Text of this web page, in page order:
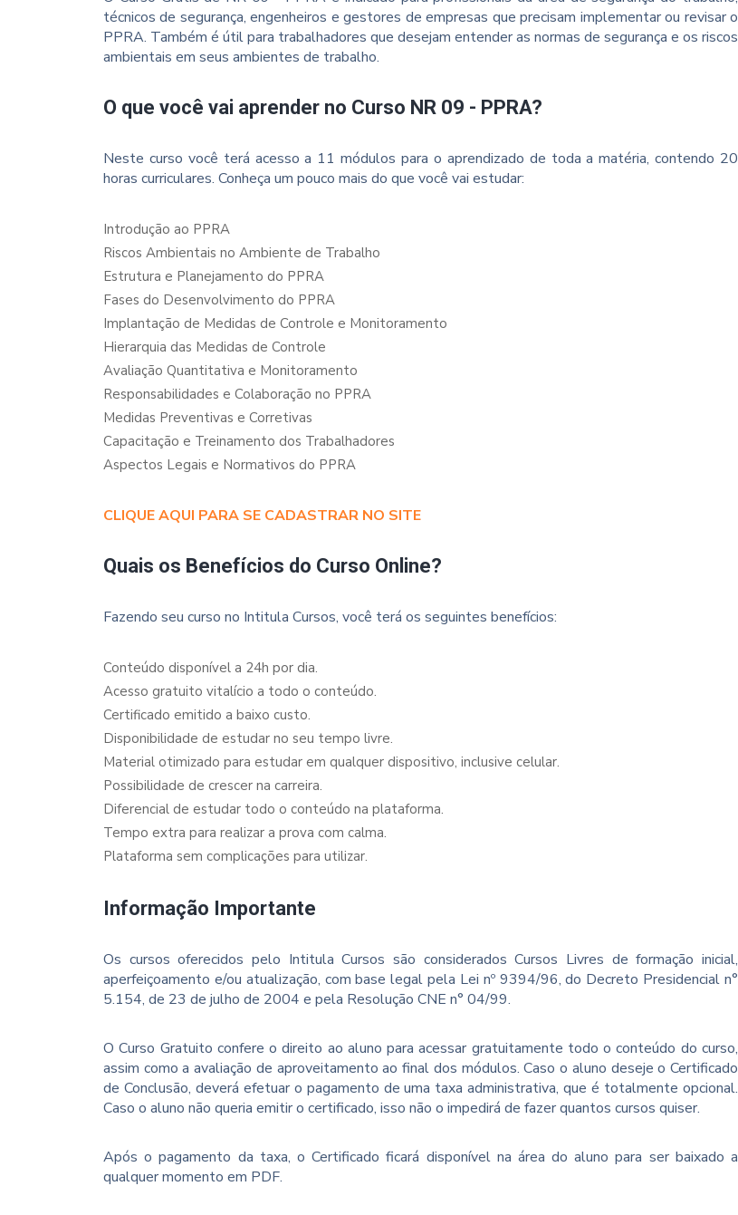
técnicos de segurança, engenheiros e gestores de empresas que precisam implementar ou revisar o
PPRA. Também é útil para trabalhadores que desejam entender as normas de segurança e os riscos
ambientais em seus ambientes de trabalho.
O que você vai aprender no Curso NR 09 - PPRA?
Neste curso você terá acesso a 11 módulos para o aprendizado de toda a matéria, contendo 20
horas curriculares. Conheça um pouco mais do que você vai estudar:
Introdução ao PPRA
Riscos Ambientais no Ambiente de Trabalho
Estrutura e Planejamento do PPRA
Fases do Desenvolvimento do PPRA
Implantação de Medidas de Controle e Monitoramento
Hierarquia das Medidas de Controle
Avaliação Quantitativa e Monitoramento
Responsabilidades e Colaboração no PPRA
Medidas Preventivas e Corretivas
Capacitação e Treinamento dos Trabalhadores
Aspectos Legais e Normativos do PPRA
CLIQUE AQUI PARA SE CADASTRAR NO SITE
Quais os Benefícios do Curso Online?
Fazendo seu curso no Intitula Cursos, você terá os seguintes benefícios:
Conteúdo disponível a 24h por dia.
Acesso gratuito vitalício a todo o conteúdo.
Certificado emitido a baixo custo.
Disponibilidade de estudar no seu tempo livre.
Material otimizado para estudar em qualquer dispositivo, inclusive celular.
Possibilidade de crescer na carreira.
Diferencial de estudar todo o conteúdo na plataforma.
Tempo extra para realizar a prova com calma.
Plataforma sem complicações para utilizar.
Informação Importante
Os cursos oferecidos pelo Intitula Cursos são considerados Cursos Livres de formação inicial,
aperfeiçoamento e/ou atualização, com base legal pela Lei nº 9394/96, do Decreto Presidencial n°
5.154, de 23 de julho de 2004 e pela Resolução CNE n° 04/99.
O Curso Gratuito confere o direito ao aluno para acessar gratuitamente todo o conteúdo do curso,
assim como a avaliação de aproveitamento ao final dos módulos. Caso o aluno deseje o Certificado
de Conclusão, deverá efetuar o pagamento de uma taxa administrativa, que é totalmente opcional.
Caso o aluno não queria emitir o certificado, isso não o impedirá de fazer quantos cursos quiser.
Após o pagamento da taxa, o Certificado ficará disponível na área do aluno para ser baixado a
qualquer momento em PDF.